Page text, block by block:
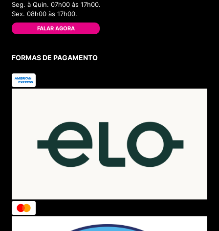
Seg. à Quin. 07h00 às 17h00.
Sex. 08h00 às 17h00.
FALAR AGORA
FORMAS DE PAGAMENTO